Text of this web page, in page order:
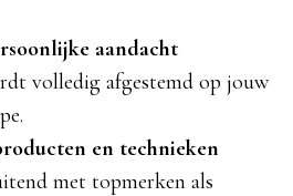
aandacht
volledig afgestemd op jouw
en technieken
met topmerken als